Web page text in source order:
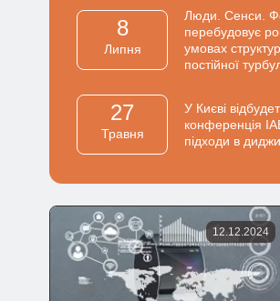
8
Липня
Люди. Сенси.
перебудовує
умовах
постійної
27
Травня
У Києві
конференція
підходи в
12.12.2024